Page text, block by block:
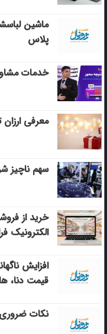
پلاس
خدمات
معرفی ارزان
سهم ناچیز
خرید از
الکترونیک
افزایش
قیمت دنا،
نکات ضروری